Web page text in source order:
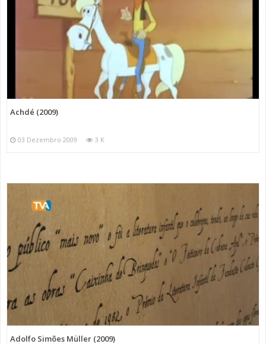
Achdé (2009)
03 Dezembro 2009 3 K
Adolfo Simões Müller (2009)